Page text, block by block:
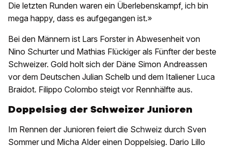
Die letzten Runden waren ein Überlebenskampf, ich bin
mega happy, dass es aufgegangen ist.»
Bei den Männern ist Lars Forster in Abwesenheit von
Nino Schurter und Mathias Flückiger als Fünfter der beste
Schweizer. Gold holt sich der Däne Simon Andreassen
vor dem Deutschen Julian Schelb und dem Italiener Luca
Braidot. Filippo Colombo steigt vor Rennhälfte aus.
Doppelsieg der Schweizer Junioren
Im Rennen der Junioren feiert die Schweiz durch Sven
Sommer und Micha Alder einen Doppelsieg. Dario Lillo